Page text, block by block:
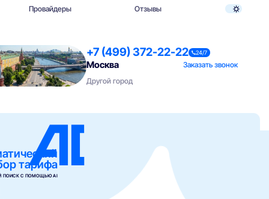
Провайдеры Отзывы
+7 (499) 372-22-22 24/7
Москва
Заказать звонок
Другой город
тарифа
ПОИСК С ПОМОЩЬЮ AI